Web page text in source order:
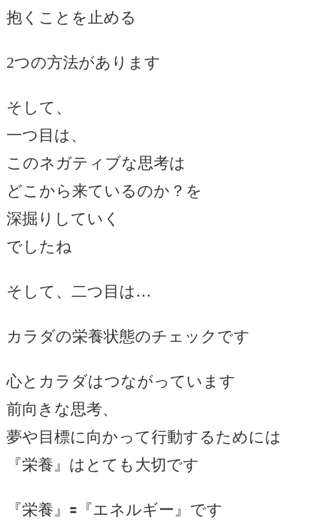
抱くことを止める
2つの方法があります
そして、
一つ目は、
このネガティブな思考は
どこから来ているのか？を
深掘りしていく
でしたね
そして、二つ目は…
カラダの栄養状態のチェックです
心とカラダはつながっています
前向きな思考、
夢や目標に向かって行動するためには
『栄養』はとても大切です
『栄養』🟰『エネルギー』です